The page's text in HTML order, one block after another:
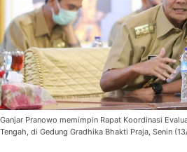
Ganjar Pranowo memimpin Rapat Koordinasi
Tengah, di Gedung Gradhika Bhakti Praja, Senin